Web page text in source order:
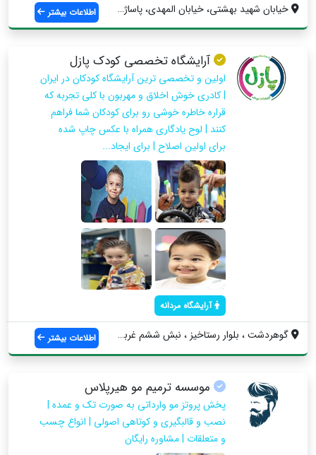
خیابان شهید بهشتی، خیابان المهدی، پاساژ ... اطلاعات بیشتر
آرایشگاه تخصصی کودک پازل
اولین و تخصصی ترین آرایشگاه کودکان در ایران
| کادری خوش اخلاق و مهربون با کلی تجربه که
قراره خاطره خوشی رو برای کودکان شما فراهم
کنند | لوح یادگاری همراه با عکس چاپ شده
برای اولین اصلاح | برای ایجاد...
آرایشگاه مردانه
گوهردشت ، بلوار رستاخیز ، نبش ششم غربی ،... اطلاعات بیشتر
موسسه ترمیم مو هیرپلاس
پخش پروتز مو وارداتی به صورت تک و عمده |
نصب و قالبگیری و کوتاهی اصولی | انواع چسب
و متعلقات | مشاوره رایگان